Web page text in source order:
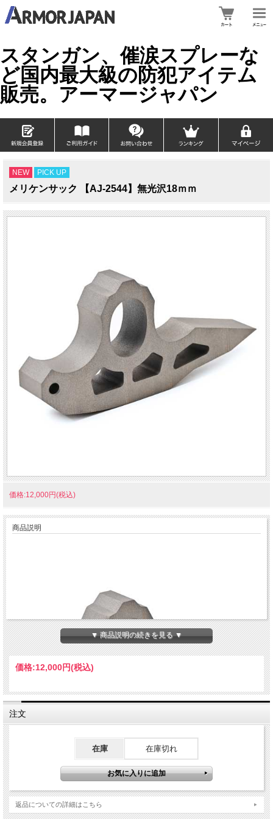
スタンガン、催涙スプレーな
ど国内最大級の防犯アイテム
販売。アーマージャパン
NEW PICK UP
メリケンサック 【AJ-2544】無光沢18ｍｍ
価格:12,000円(税込)
商品説明
▼ 商品説明の続きを見る ▼
価格:12,000円(税込)
注文
在庫 在庫切れ
返品についての詳細はこちら